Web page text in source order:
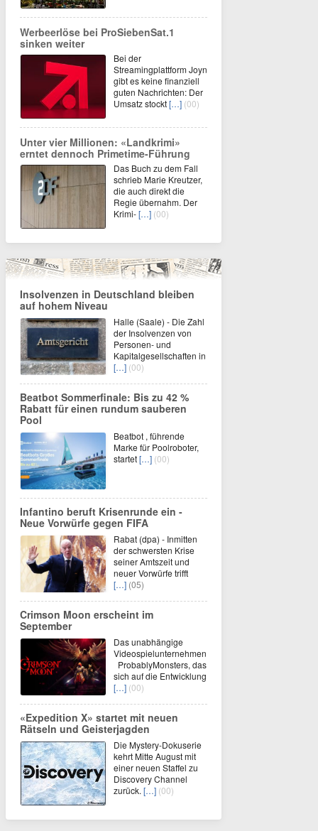
Werbeerlöse bei ProSiebenSat.1
sinken weiter
Bei der
Streamingplattform Joyn
gibt es keine finanziell
guten Nachrichten: Der
Umsatz stockt[…] (00)
Unter vier Millionen: «Landkrimi»
erntet dennoch Primetime-Führung
Das Buch zu dem Fall
schrieb Marie Kreutzer,
die auch direkt die
Regie übernahm. Der
Krimi-[…] (00)
Insolvenzen in Deutschland bleiben
auf hohem Niveau
Halle (Saale) - Die Zahl
der Insolvenzen von
Personen- und
Kapitalgesellschaften in
[…] (00)
Beatbot Sommerfinale: Bis zu 42 %
Rabatt für einen rundum sauberen
Pool
Beatbot , führende
Marke für Poolroboter,
startet[…] (00)
Infantino beruft Krisenrunde ein -
Neue Vorwürfe gegen FIFA
Rabat (dpa) - Inmitten
der schwersten Krise
seiner Amtszeit und
neuer Vorwürfe trifft
[…] (05)
Crimson Moon erscheint im
September
Das unabhängige
Videospielunternehmen
ProbablyMonsters, das
sich auf die Entwicklung
[…] (00)
«Expedition X» startet mit neuen
Rätseln und Geisterjagden
Die Mystery-Dokuserie
kehrt Mitte August mit
einer neuen Staffel zu
Discovery Channel
zurück. […] (00)